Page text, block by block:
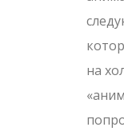
на